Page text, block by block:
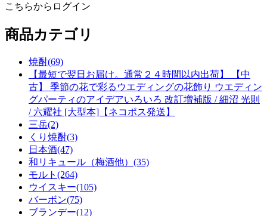
こちらからログイン
商品カテゴリ
焼酎(69)
【最短で翌日お届け。通常２４時間以内出荷】 【中
古】 季節の花で彩るウエディングの花飾り ウエディン
グパーティのアイデアいろいろ 改訂増補版 / 細沼 光則
/ 六耀社 [大型本]【ネコポス発送】
三岳(2)
くり焼酎(3)
日本酒(47)
和リキュール（梅酒他）(35)
モルト(264)
ウイスキー(105)
バーボン(75)
ブランデー(12)